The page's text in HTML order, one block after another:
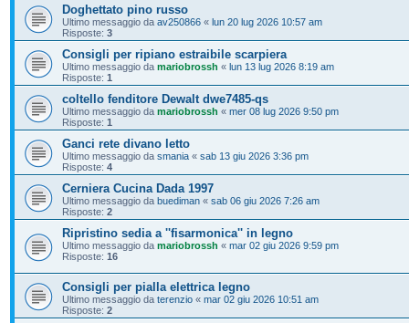
Doghettato pino russo
Ultimo messaggio da av250866 « lun 20 lug 2026 10:57 am
Risposte: 3
Consigli per ripiano estraibile scarpiera
Ultimo messaggio da mariobrossh « lun 13 lug 2026 8:19 am
Risposte: 1
coltello fenditore Dewalt dwe7485-qs
Ultimo messaggio da mariobrossh « mer 08 lug 2026 9:50 pm
Risposte: 1
Ganci rete divano letto
Ultimo messaggio da smania « sab 13 giu 2026 3:36 pm
Risposte: 4
Cerniera Cucina Dada 1997
Ultimo messaggio da buediman « sab 06 giu 2026 7:26 am
Risposte: 2
Ripristino sedia a ''fisarmonica'' in legno
Ultimo messaggio da mariobrossh « mar 02 giu 2026 9:59 pm
Risposte: 16
Consigli per pialla elettrica legno
Ultimo messaggio da terenzio « mar 02 giu 2026 10:51 am
Risposte: 2